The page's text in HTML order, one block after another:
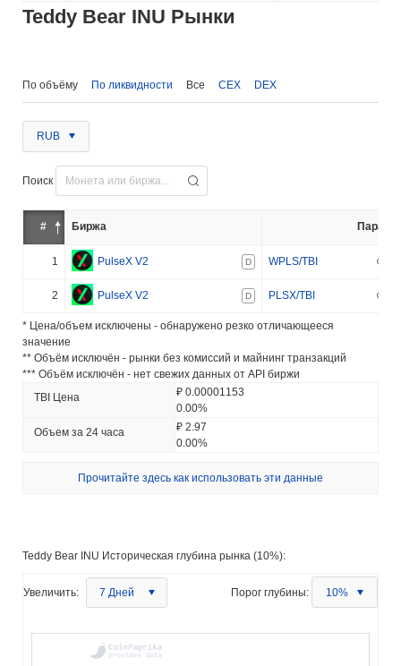
Teddy Bear INU Рынки
По объёму По ликвидности Все CEX DEX
RUB
Поиск
# Биржа Пара
1 PulseX V2 D WPLS/TBI
2 PulseX V2 D PLSX/TBI
* Цена/объем исключены - обнаружено резко отличающееся
значение
** Объём исключён - рынки без комиссий и майнинг транзакций
*** Объём исключён - нет свежих данных от API биржи
TBI Цена
₽ 0.00001153
0.00%
Объем за 24 часа
₽ 2.97
0.00%
Прочитайте здесь как использовать эти данные
Teddy Bear INU Историческая глубина рынка (10%):
Увеличить: 7 Дней Порог глубины: 10%